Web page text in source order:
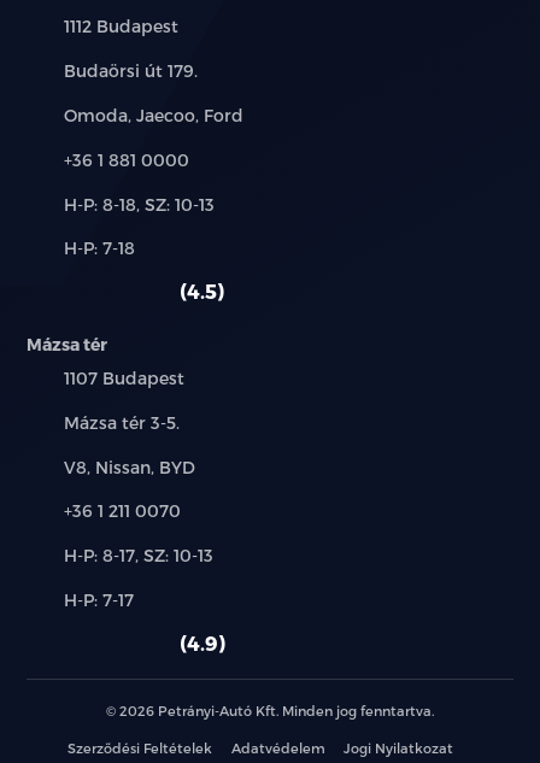
Település:
1112 Budapest
Cím:
Budaörsi út 179.
Márkák:
Omoda, Jaecoo, Ford
Telefon:
+36 1 881 0000
Új-
használt
H-P: 8-18, SZ: 10-13
Alkatrész,
H-P: 7-18
4.5
Mázsa tér
Település:
1107 Budapest
Cím:
Mázsa tér 3-5.
Márkák:
V8, Nissan, BYD
Telefon:
+36 1 211 0070
Új-
használt
H-P: 8-17, SZ: 10-13
Alkatrész,
H-P: 7-17
4.9
© 2026 Petrányi-Autó Kft. Minden jog fenntartva.
Szerződési Feltételek Adatvédelem Jogi Nyilatkozat